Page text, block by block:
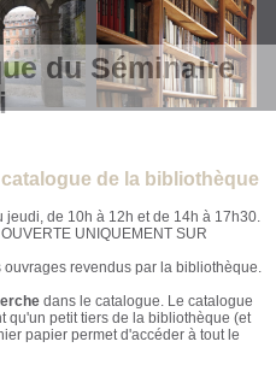
du Séminaire
de la bibliothèque
de 10h à 12h et de 14h à 17h30.
UNIQUEMENT SUR
ouvrages revendus par la bibliothèque.
dans le catalogue. Le catalogue
qu'un petit tiers de la bibliothèque (et
papier permet d'accéder à tout le